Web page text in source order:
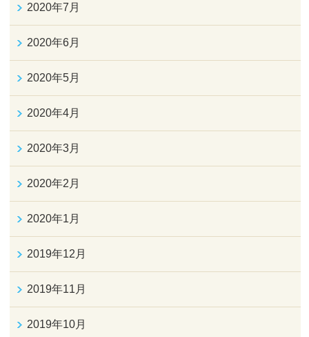
2020年7月
2020年6月
2020年5月
2020年4月
2020年3月
2020年2月
2020年1月
2019年12月
2019年11月
2019年10月